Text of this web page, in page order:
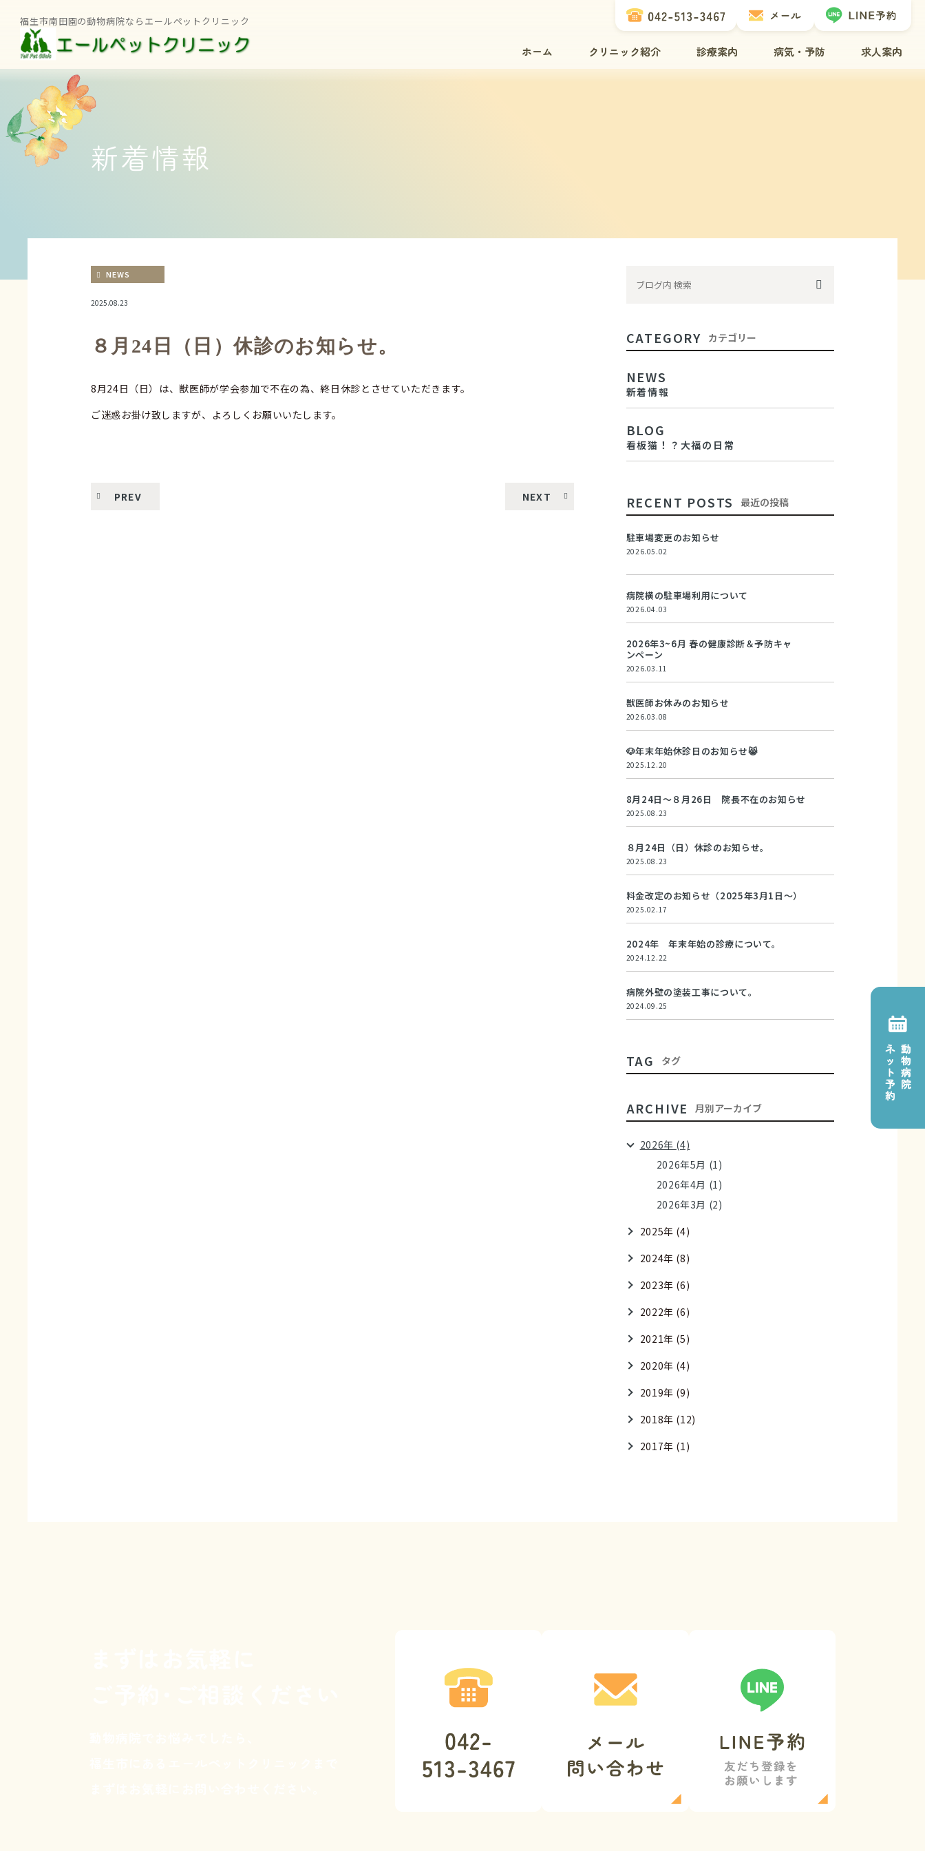
福生市南田園の動物病院ならエールペットクリニック
ホーム クリニック紹介 診療案内 病気・予防 求人案内
新着情報
NEWS
2025.08.23
８月24日（日）休診のお知らせ。
8月24日（日）は、獣医師が学会参加で不在の為、終日休診とさせていただきます。
ご迷惑お掛け致しますが、よろしくお願いいたします。
PREV NEXT
CATEGORY カテゴリー
NEWS
新着情報
BLOG
看板猫！？大福の日常
RECENT POSTS 最近の投稿
駐車場変更のお知らせ
2026.05.02
病院横の駐車場利用について
2026.04.03
2026年3~6月 春の健康診断＆予防キャ
ンペーン
2026.03.11
獣医師お休みのお知らせ
2026.03.08
🐶年末年始休診日のお知らせ😸
2025.12.20
8月24日～８月26日 院長不在のお知らせ
2025.08.23
８月24日（日）休診のお知らせ。
2025.08.23
料金改定のお知らせ（2025年3月1日～）
2025.02.17
2024年 年末年始の診療について。
2024.12.22
病院外壁の塗装工事について。
2024.09.25
TAG タグ
ARCHIVE 月別アーカイブ
2026年 (4)
2026年5月 (1)
2026年4月 (1)
2026年3月 (2)
2025年 (4)
2024年 (8)
2023年 (6)
2022年 (6)
2021年 (5)
2020年 (4)
2019年 (9)
2018年 (12)
2017年 (1)